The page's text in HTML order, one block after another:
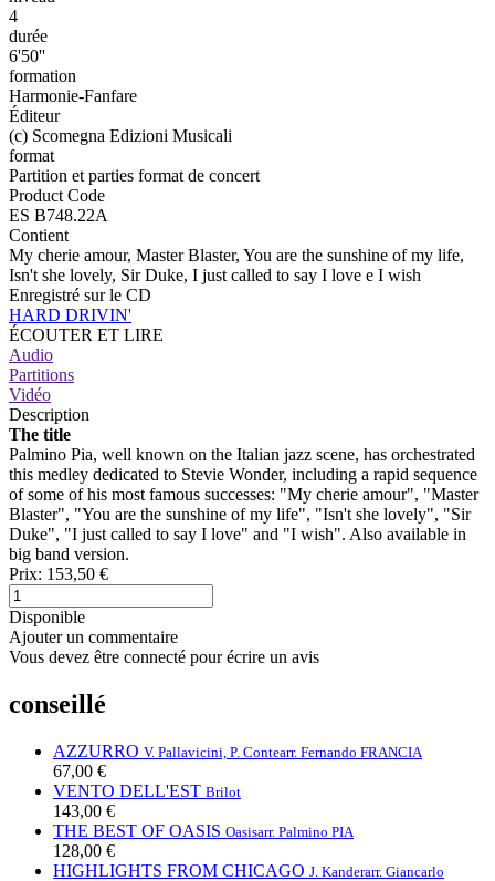
4
durée
6'50''
formation
Harmonie-Fanfare
Éditeur
(c) Scomegna Edizioni Musicali
format
Partition et parties format de concert
Product Code
ES B748.22A
Contient
My cherie amour, Master Blaster, You are the sunshine of my life,
Isn't she lovely, Sir Duke, I just called to say I love e I wish
Enregistré sur le CD
HARD DRIVIN'
ÉCOUTER ET LIRE
Audio
Partitions
Vidéo
Description
The title
Palmino Pia, well known on the Italian jazz scene, has orchestrated
this medley dedicated to Stevie Wonder, including a rapid sequence
of some of his most famous successes: "My cherie amour", "Master
Blaster", "You are the sunshine of my life", "Isn't she lovely", "Sir
Duke", "I just called to say I love" and "I wish". Also available in
big band version.
Prix: 153,50 €
Disponible
Ajouter un commentaire
Vous devez être connecté pour écrire un avis
conseillé
AZZURRO V. Pallavicini, P. Contearr. Fernando FRANCIA
67,00 €
VENTO DELL'EST Brilot
143,00 €
THE BEST OF OASIS Oasisarr. Palmino PIA
128,00 €
HIGHLIGHTS FROM CHICAGO J. Kanderarr. Giancarlo